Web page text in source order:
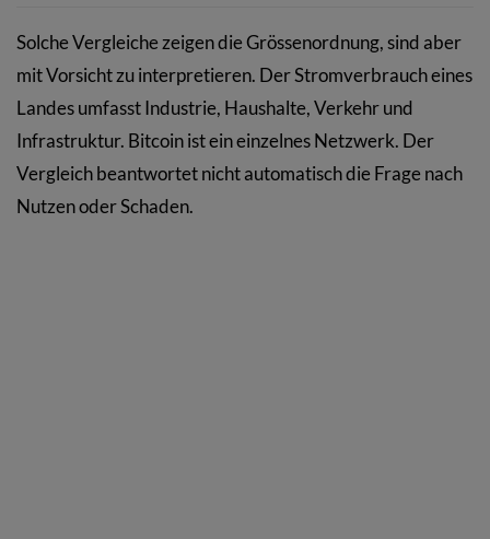
Solche Vergleiche zeigen die Grössenordnung, sind aber
mit Vorsicht zu interpretieren. Der Stromverbrauch eines
Landes umfasst Industrie, Haushalte, Verkehr und
Infrastruktur. Bitcoin ist ein einzelnes Netzwerk. Der
Vergleich beantwortet nicht automatisch die Frage nach
Nutzen oder Schaden.